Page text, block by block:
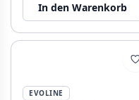
In den Warenkorb
EVOLINE